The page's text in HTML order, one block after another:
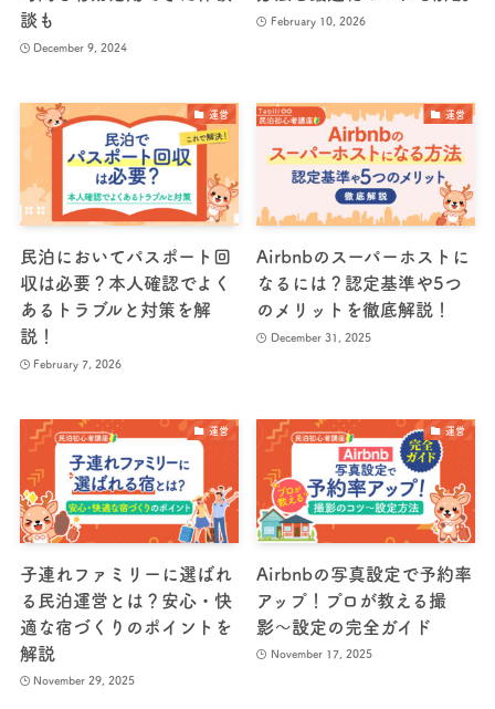
談も
December 9, 2024
February 10, 2026
運営
民泊においてパスポート回
収は必要？本人確認でよく
あるトラブルと対策を解
説！
February 7, 2026
運営
Airbnbのスーパーホストに
なるには？認定基準や5つ
のメリットを徹底解説！
December 31, 2025
運営
子連れファミリーに選ばれ
る民泊運営とは？安心・快
適な宿づくりのポイントを
解説
November 29, 2025
運営
Airbnbの写真設定で予約率
アップ！プロが教える撮
影〜設定の完全ガイド
November 17, 2025